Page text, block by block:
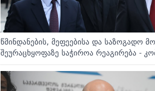
წმინდანების, მეფეებისა და საზოგადო
შეურაცხყოფაზე საჭიროა რეაგირება -